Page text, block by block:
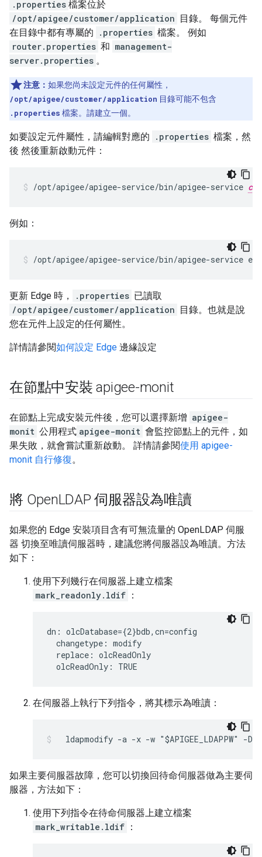
.properties 檔案位於
/opt/apigee/customer/application 目錄。 每個元件
在目錄中都有專屬的
.properties 檔案。 例如
router.properties 和 management-
server.properties 。
注意： 如果您尚未設定元件的任何屬性，
/opt/apigee/customer/application 目錄可能不包含
.properties 檔案。請建立一個。
如要設定元件屬性，請編輯對應的 .properties 檔案，然
後 然後重新啟動元件：
/opt/apigee/apigee-service/bin/apigee-service
例如：
/opt/apigee/apigee-service/bin/apigee-service
更新 Edge 時， .properties 已讀取
/opt/apigee/customer/application 目錄。也就是說
您在元件上設定的任何屬性。
詳情請參閱如何設定 Edge 邊緣設定
在節點中安裝 apigee-monit
在節點上完成安裝元件後，您可以選擇新增 apigee-
monit 公用程式 apigee-monit 會監控節點上的元件，如
果失敗，就會嘗試重新啟動。 詳情請參閱使用 apigee-
monit 自行修復。
將 OpenLDAP 伺服器設為唯讀
如果您的 Edge 安裝項目含有可無流量的 OpenLDAP 伺服
器 切換至唯讀伺服器時，建議您將伺服器設為唯讀。方法
如下：
使用下列幾行在伺服器上建立檔案
mark_readonly.ldif ：
dn: olcDatabase={2}bdb,cn=config
  changetype: modify
  replace: olcReadOnly
  olcReadOnly: TRUE
在伺服器上執行下列指令，將其標示為唯讀：
ldapmodify -a -x -w "$APIGEE_LDAPPW" -D
如果主要伺服器故障，您可以切換回待命伺服器做為主要伺
服器，方法如下：
使用下列指令在待命伺服器上建立檔案
mark_writable.ldif ：